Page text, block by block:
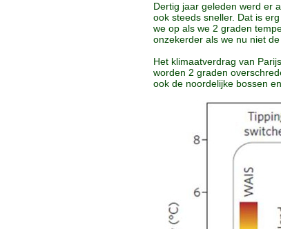
Dertig jaar geleden werd er
ook steeds sneller. Dat is
we op als we 2 graden
onzekerder als we nu niet
Het klimaatverdrag van
worden 2 graden
ook de noordelijke bossen